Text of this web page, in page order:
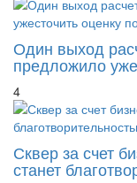
Один выход
предложило
4
Сквер за счет
станет
5